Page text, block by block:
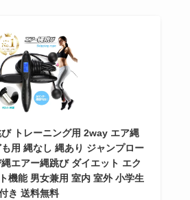
び トレーニング用 2way エア縄
用 縄なし 縄あり ジャンプロー
エアー縄跳び ダイエット エク
機能 男女兼用 室内 室外 小学生
き 送料無料